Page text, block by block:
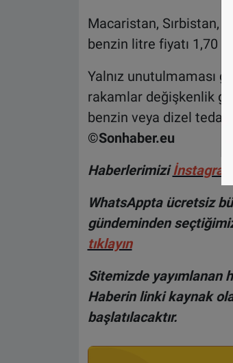
Macaristan, Sırbistan,
benzin litre fiyatı 1,70
Yalnız unutulmaması
rakamlar değişkenlik
benzin veya dizel
©Sonhaber.eu
Haberlerimiziİnsta
WhatsAppta ücretsiz
gündeminden
tıklayın
Sitemizde yayımlanan
Haberin linki kaynak
başlatılacaktır.